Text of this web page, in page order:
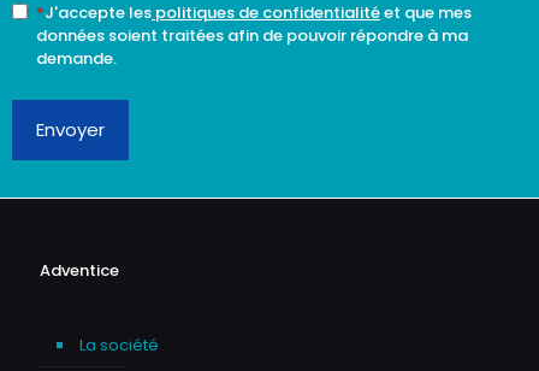
*J'accepte les politiques de confidentialitéet que mes
données soient traitées afin de pouvoir répondre à ma
demande.
Envoyer
Adventice
La société